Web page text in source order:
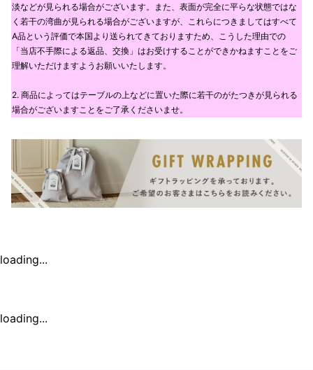
淡などが見られる場合がございます。また、表面が完全に平らな状態ではな
く若干の湾曲が見られる場合がございますが、これらにつきましてはすべて
A品という評価で本国より送られてきておりますため、こうした理由での
「当店不手際による返品、交換」はお受けすることができかねますことをご
理解いただけますようお願いいたします。
2. 商品によってはテーブルの上などに置いた際に若干のがたつきが見られる
場合がございますことをご了承くださいませ。
loading...
loading...